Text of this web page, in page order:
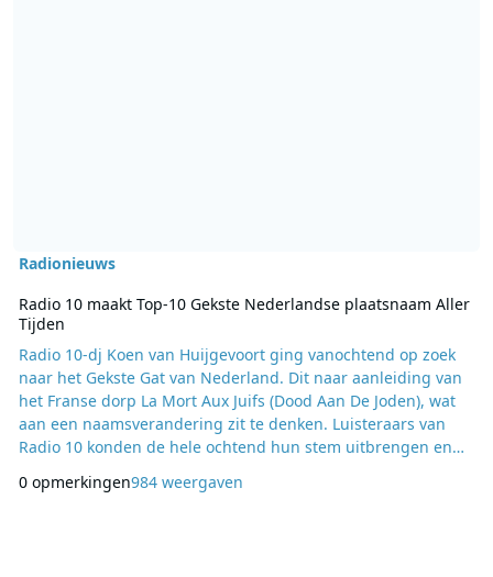
Radionieuws
Radio 10 maakt Top-10 Gekste Nederlandse plaatsnaam Aller
Tijden
Radio 10-dj Koen van Huijgevoort ging vanochtend op zoek
naar het Gekste Gat van Nederland. Dit naar aanleiding van
het Franse dorp La Mort Aux Juifs (Dood Aan De Joden), wat
aan een naamsverandering zit te denken. Luisteraars van
Radio 10 konden de hele ochtend hun stem uitbrengen en
1. Nummer Een (Zeeland) 2. Rectum (Overijssel) 3. Hongerige
0 opmerkingen984 weergaven